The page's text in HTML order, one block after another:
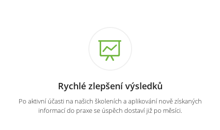
Rychlé zlepšení výsledků
Po aktivní účasti na našich školeních a aplikování nově získaných
informací do praxe se úspěch dostaví již po měsíci.